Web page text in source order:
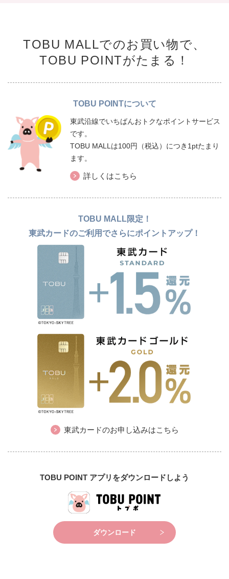
TOBU MALLでのお買い物で、
TOBU POINTがたまる！
TOBU POINTについて
東武沿線でいちばんおトクなポイントサービス
です。
TOBU MALLは100円（税込）につき1ptたまり
ます。
詳しくはこちら
TOBU MALL限定！
東武カードのご利用でさらにポイントアップ！
東武カードのお申し込みはこちら
TOBU POINT アプリをダウンロードしよう
ダウンロード